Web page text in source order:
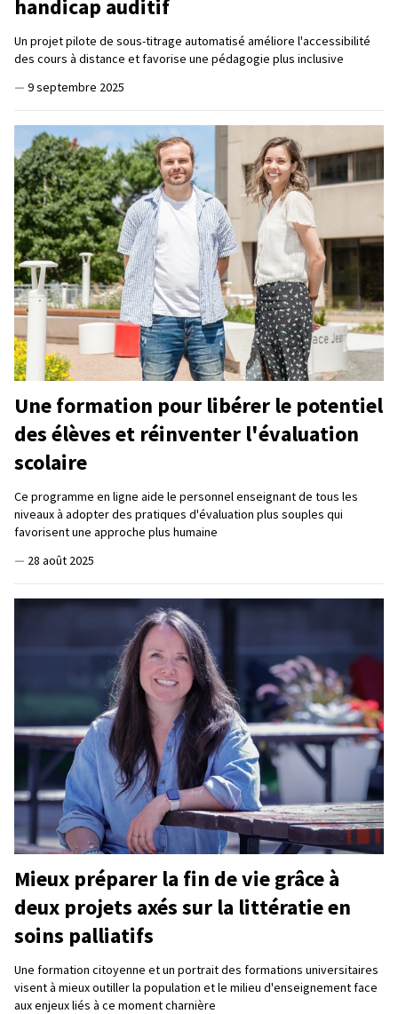
handicap auditif
Un projet pilote de sous-titrage automatisé améliore l'accessibilité
des cours à distance et favorise une pédagogie plus inclusive
— 9 septembre 2025
Une formation pour libérer le potentiel
des élèves et réinventer l'évaluation
scolaire
Ce programme en ligne aide le personnel enseignant de tous les
niveaux à adopter des pratiques d'évaluation plus souples qui
favorisent une approche plus humaine
— 28 août 2025
Mieux préparer la fin de vie grâce à
deux projets axés sur la littératie en
soins palliatifs
Une formation citoyenne et un portrait des formations universitaires
visent à mieux outiller la population et le milieu d'enseignement face
aux enjeux liés à ce moment charnière